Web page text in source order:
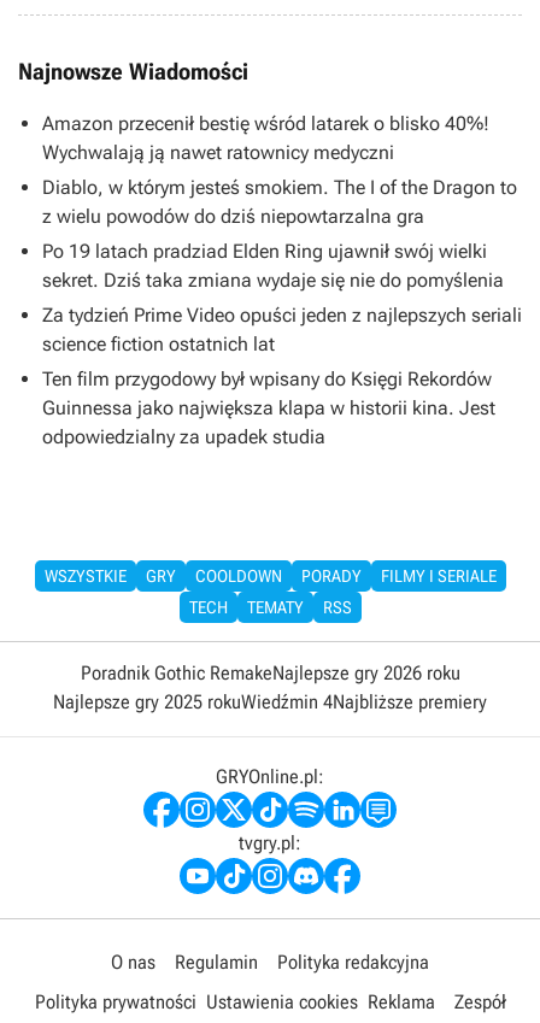
Najnowsze Wiadomości
Amazon przecenił bestię wśród latarek o blisko 40%!
Wychwalają ją nawet ratownicy medyczni
Diablo, w którym jesteś smokiem. The I of the Dragon to
z wielu powodów do dziś niepowtarzalna gra
Po 19 latach pradziad Elden Ring ujawnił swój wielki
sekret. Dziś taka zmiana wydaje się nie do pomyślenia
Za tydzień Prime Video opuści jeden z najlepszych seriali
science fiction ostatnich lat
Ten film przygodowy był wpisany do Księgi Rekordów
Guinnessa jako największa klapa w historii kina. Jest
odpowiedzialny za upadek studia
WSZYSTKIE GRY COOLDOWN PORADY
FILMY I SERIALE
TECH
TEMATY RSS
Poradnik Gothic RemakeNajlepsze gry 2026 roku
Najlepsze gry 2025 rokuWiedźmin 4Najbliższe premiery
GRYOnline.pl:
tvgry.pl:
O nas Regulamin
Polityka redakcyjna
Polityka prywatności Ustawienia cookies Reklama Zespół